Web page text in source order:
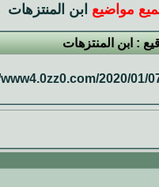
مواضيع ابن المنتزهات
: ابن المنتزهات
2020/01/